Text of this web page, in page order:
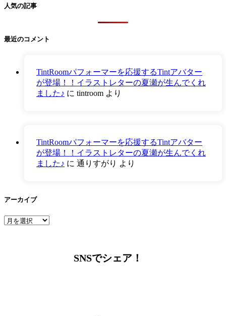
人気の記事
最近のコメント
TintRoomパフォーマーを応援するTintアバター
が登場！！イラストレターの夏瀬が生んでくれ
ました♪ に tintroom より
TintRoomパフォーマーを応援するTintアバター
が登場！！イラストレターの夏瀬が生んでくれ
ました♪ に 通りすがり より
アーカイブ
ア
SNSでシェア！